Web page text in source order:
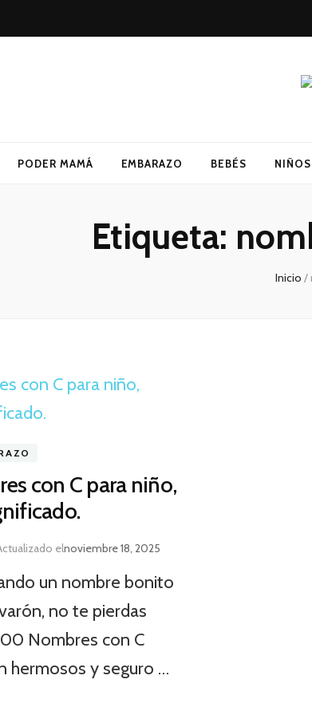
PODER MAMÁ EMBARAZO BEBÉS NIÑOS
Etiqueta:
Inicio /
con C para niño,
elnoviembre 18, 2025
un nombre bonito
no te pierdas
Nombres con C
hermosos y seguro …